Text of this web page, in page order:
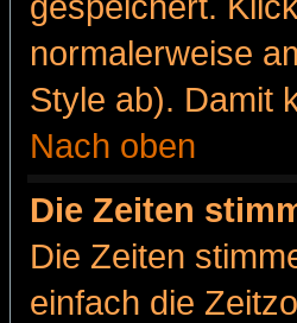
normalerweise
Style ab). Damit
Nach oben
Die Zeiten
Die Zeiten
einfach die